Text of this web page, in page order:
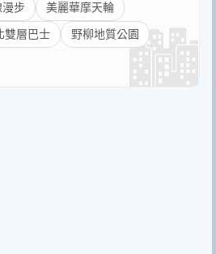
步 美麗華摩天輪
雙層巴士 野柳地質公園